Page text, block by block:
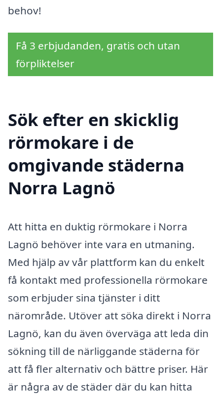
behov!
Få 3 erbjudanden, gratis och utan
förpliktelser
Sök efter en skicklig
rörmokare i de
omgivande städerna
Norra Lagnö
Att hitta en duktig rörmokare i Norra
Lagnö behöver inte vara en utmaning.
Med hjälp av vår plattform kan du enkelt
få kontakt med professionella rörmokare
som erbjuder sina tjänster i ditt
närområde. Utöver att söka direkt i Norra
Lagnö, kan du även överväga att leda din
sökning till de närliggande städerna för
att få fler alternativ och bättre priser. Här
är några av de städer där du kan hitta